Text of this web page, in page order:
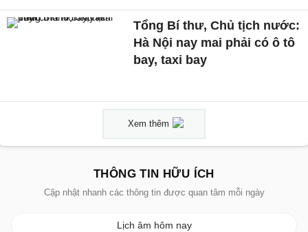
Tổng Bí thư, Chủ tịch nước:
Hà Nội nay mai phải có ô tô
bay, taxi bay
Xem thêm
THÔNG TIN HỮU ÍCH
Cập nhật nhanh các thông tin được quan tâm mỗi ngày
Lịch âm hôm nay